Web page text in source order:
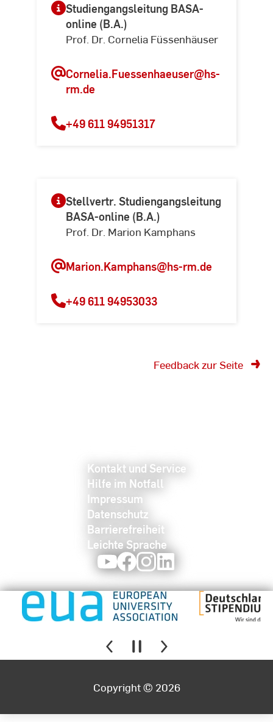
Studiengangsleitung BASA-
online (B.A.)
Prof. Dr. Cornelia Füssenhäuser
Cornelia.Fuessenhaeuser@hs-
rm.de
+49 611 94951317
Stellvertr. Studiengangsleitung
BASA-online (B.A.)
Prof. Dr. Marion Kamphans
Marion.Kamphans@hs-rm.de
+49 611 94953033
Feedback zur Seite
Kontakt und Service
Hilfe im Notfall
Impressum
Datenschutz
Barrierefreiheit
Leichte Sprache
YoutubeFacebookInstagram
Copyright © 2026